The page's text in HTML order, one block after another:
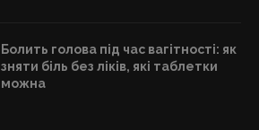
Болить голова під час вагітності: як
зняти біль без ліків, які таблетки
можна